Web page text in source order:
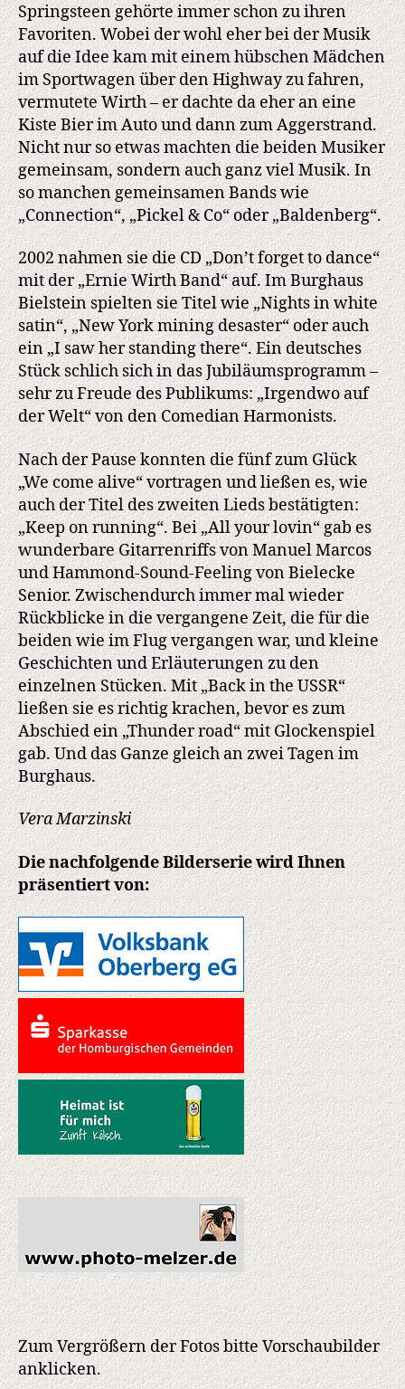
Springsteen gehörte immer schon zu ihren
Favoriten. Wobei der wohl eher bei der Musik
auf die Idee kam mit einem hübschen Mädchen
im Sportwagen über den Highway zu fahren,
vermutete Wirth – er dachte da eher an eine
Kiste Bier im Auto und dann zum Aggerstrand.
Nicht nur so etwas machten die beiden Musiker
gemeinsam, sondern auch ganz viel Musik. In
so manchen gemeinsamen Bands wie
„Connection“, „Pickel & Co“ oder „Baldenberg“.
2002 nahmen sie die CD „Don’t forget to dance“
mit der „Ernie Wirth Band“ auf. Im Burghaus
Bielstein spielten sie Titel wie „Nights in white
satin“, „New York mining desaster“ oder auch
ein „I saw her standing there“. Ein deutsches
Stück schlich sich in das Jubiläumsprogramm –
sehr zu Freude des Publikums: „Irgendwo auf
der Welt“ von den Comedian Harmonists.
Nach der Pause konnten die fünf zum Glück
„We come alive“ vortragen und ließen es, wie
auch der Titel des zweiten Lieds bestätigten:
„Keep on running“. Bei „All your lovin“ gab es
wunderbare Gitarrenriffs von Manuel Marcos
und Hammond-Sound-Feeling von Bielecke
Senior. Zwischendurch immer mal wieder
Rückblicke in die vergangene Zeit, die für die
beiden wie im Flug vergangen war, und kleine
Geschichten und Erläuterungen zu den
einzelnen Stücken. Mit „Back in the USSR“
ließen sie es richtig krachen, bevor es zum
Abschied ein „Thunder road“ mit Glockenspiel
gab. Und das Ganze gleich an zwei Tagen im
Burghaus.
Vera Marzinski
Die nachfolgende Bilderserie wird Ihnen
präsentiert von:
Zum Vergrößern der Fotos bitte Vorschaubilder
anklicken.